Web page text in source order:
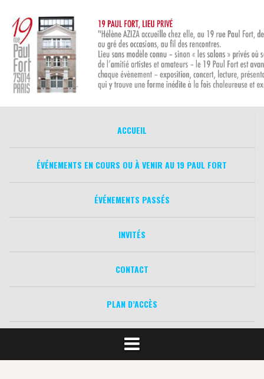
contenu
ACCUEIL
ÉVÉNEMENTS EN COURS OU À VENIR AU 19 PAUL FORT
ÉVÉNEMENTS PASSÉS
INVITÉS
CONTACT
PLAN D’ACCÈS